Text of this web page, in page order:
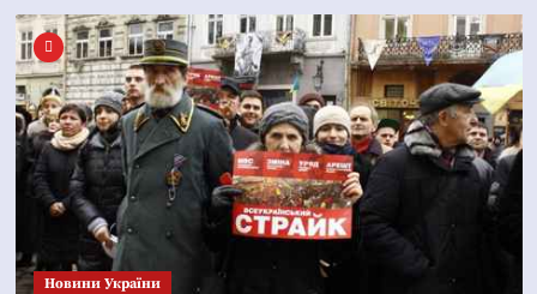
Новини України